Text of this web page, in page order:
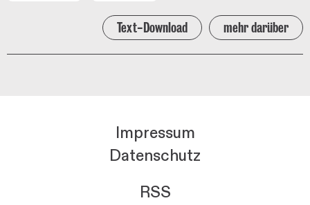
Text-Download mehr darüber
Impressum
Datenschutz
RSS